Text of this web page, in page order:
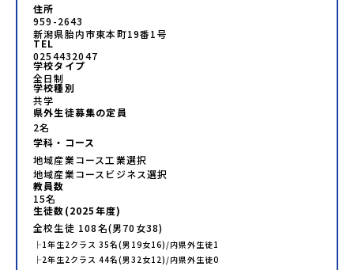
住所
959-2643
新潟県胎内市東本町19番1号
TEL
0254432047
学校タイプ
全日制
学校種別
共学
県外生徒募集の定員
2名
学科・コース
地域産業コース工業選択
地域産業コースビジネス選択
教員数
15名
生徒数(2025年度)
全校生徒 108名(男70 女38)
├1年生2 クラス 35名(男 19女16)/内県外生徒1
├2年生2 クラス 44名(男32 女12)/内県外生徒0